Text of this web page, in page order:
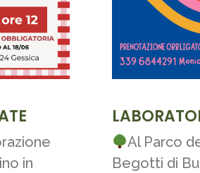
in
Al Parco
Begotti di